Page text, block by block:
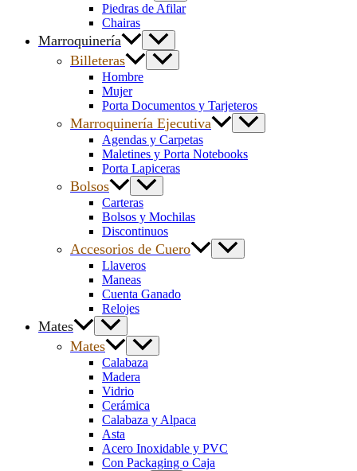
Piedras de Afilar
Chairas
Marroquinería
Billeteras
Hombre
Mujer
Porta Documentos y Tarjeteros
Marroquinería Ejecutiva
Agendas y Carpetas
Maletines y Porta Notebooks
Porta Lapiceras
Bolsos
Carteras
Bolsos y Mochilas
Discontinuos
Accesorios de Cuero
Llaveros
Maneas
Cuenta Ganado
Relojes
Mates
Mates
Calabaza
Madera
Vidrio
Cerámica
Calabaza y Alpaca
Asta
Acero Inoxidable y PVC
Con Packaging o Caja